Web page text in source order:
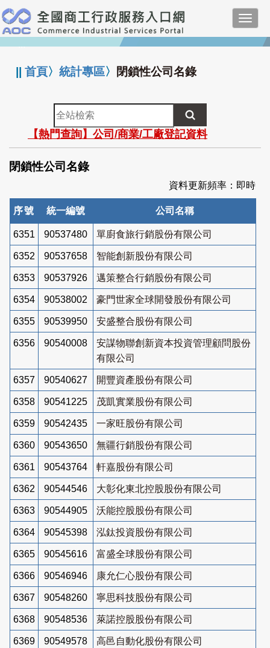
跳
到
主
要
:::
||首頁〉統計專區〉 閉鎖性公司名錄
全
站
檢
索
【熱門查詢】公司/商業/工廠登記資料
閉鎖性公司名錄
資料更新頻率：即時
序號 統一編號 公司名稱
6351 90537480 單廚食旅行銷股份有限公司
6352 90537658 智能創新股份有限公司
6353 90537926 邁策整合行銷股份有限公司
6354 90538002 豪門世家全球開發股份有限公司
6355 90539950 安盛整合股份有限公司
6356 90540008
安謀物聯創新資本投資管理顧問股份
有限公司
6357 90540627 開豐資產股份有限公司
6358 90541225 茂凱實業股份有限公司
6359 90542435 一家旺股份有限公司
6360 90543650 無疆行銷股份有限公司
6361 90543764 軒嘉股份有限公司
6362 90544546 大彰化東北控股股份有限公司
6363 90544905 沃能控股股份有限公司
6364 90545398 泓鈦投資股份有限公司
6365 90545616 富盛全球股份有限公司
6366 90546946 康允仁心股份有限公司
6367 90548260 寧思科技股份有限公司
6368 90548536 萊諾控股股份有限公司
6369 90549578 高邑自動化股份有限公司